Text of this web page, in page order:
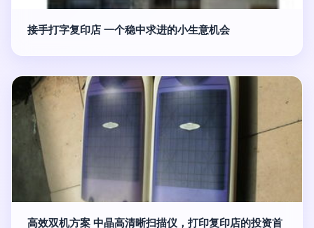
接手打字复印店 一个稳中求进的小生意机会
高效双机方案 中晶高清晰扫描仪，打印复印店的投资首